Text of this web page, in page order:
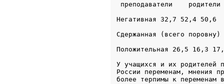
преподаватели    родители
Негативная 32,7 52,4 50,6
Сдержанная (всего
Положительная 26,5 16,3
У учащихся и их родителей
России переменам, мнения
более терпимы к переменам